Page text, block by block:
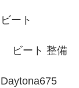
ビート
ビート 整備
Daytona675